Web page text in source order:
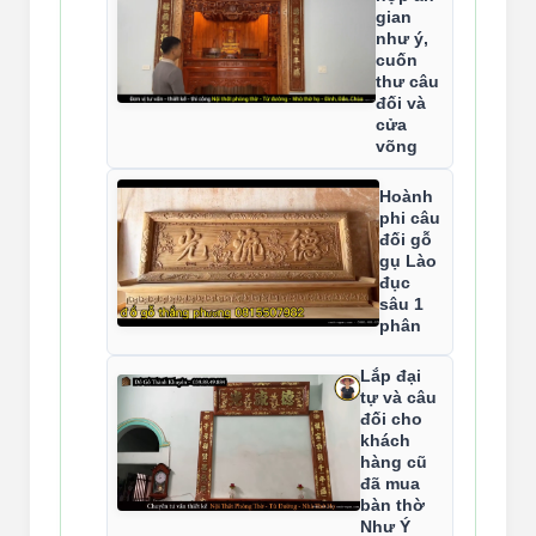
gian
như ý,
cuốn
thư câu
đối và
cửa
võng
Hoành
phi câu
đối gỗ
gụ Lào
đục
sâu 1
phân
Lắp đại
tự và câu
đối cho
khách
hàng cũ
đã mua
bàn thờ
Như Ý